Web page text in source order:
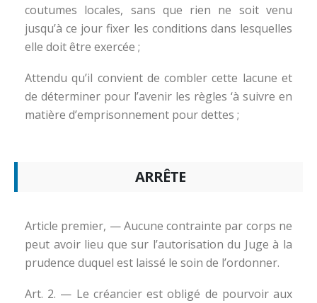
coutumes locales, sans que rien ne soit venu
jusqu’à ce jour fixer les conditions dans lesquelles
elle doit être exercée ;
Attendu qu’il convient de combler cette lacune et
de déterminer pour l’avenir les règles ‘à suivre en
matière d’emprisonnement pour dettes ;
ARRÊTE
Article premier, — Aucune contrainte par corps ne
peut avoir lieu que sur l’autorisation du Juge à la
prudence duquel est laissé le soin de l’ordonner.
Art. 2. — Le créancier est obligé de pourvoir aux